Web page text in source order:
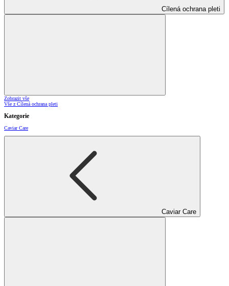
Cílená ochrana pleti
Zobrazit vše
Vše z Cílená ochrana pleti
Kategorie
Caviar Care
Caviar Care